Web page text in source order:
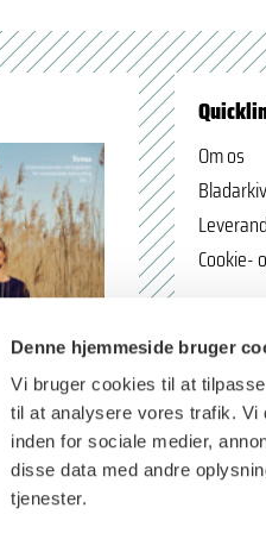
Denne hjemmeside bruger
Vi bruger cookies til at
til at analysere vores trafik. Vi
inden for sociale medier,
disse data med andre
tjenester.
Om os
Bladarkiv
Cookie-